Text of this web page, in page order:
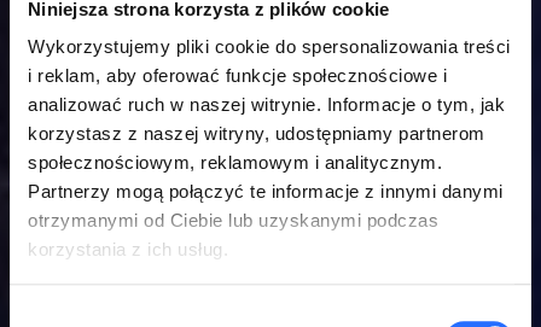
Niniejsza strona korzysta z plików cookie
Wykorzystujemy pliki cookie do spersonalizowania treści
i reklam, aby oferować funkcje społecznościowe i
analizować ruch w naszej witrynie. Informacje o tym, jak
korzystasz z naszej witryny, udostępniamy partnerom
społecznościowym, reklamowym i analitycznym.
Partnerzy mogą połączyć te informacje z innymi danymi
otrzymanymi od Ciebie lub uzyskanymi podczas
korzystania z ich usług.